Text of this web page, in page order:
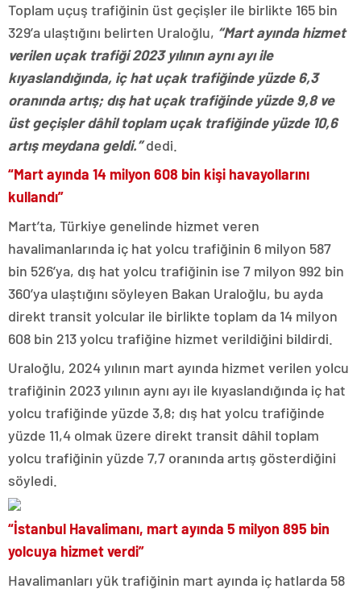
Toplam uçuş trafiğinin üst geçişler ile birlikte 165 bin
329’a ulaştığını belirten Uraloğlu, “Mart ayında hizmet
verilen uçak trafiği 2023 yılının aynı ayı ile
kıyaslandığında, iç hat uçak trafiğinde yüzde 6,3
oranında artış; dış hat uçak trafiğinde yüzde 9,8 ve
üst geçişler dâhil toplam uçak trafiğinde yüzde 10,6
artış meydana geldi.”dedi.
“Mart ayında 14 milyon 608 bin kişi havayollarını
kullandı”
Mart’ta, Türkiye genelinde hizmet veren
havalimanlarında iç hat yolcu trafiğinin 6 milyon 587
bin 526’ya, dış hat yolcu trafiğinin ise 7 milyon 992 bin
360’ya ulaştığını söyleyen Bakan Uraloğlu, bu ayda
direkt transit yolcular ile birlikte toplam da 14 milyon
608 bin 213 yolcu trafiğine hizmet verildiğini bildirdi.
Uraloğlu, 2024 yılının mart ayında hizmet verilen yolcu
trafiğinin 2023 yılının aynı ayı ile kıyaslandığında iç hat
yolcu trafiğinde yüzde 3,8; dış hat yolcu trafiğinde
yüzde 11,4 olmak üzere direkt transit dâhil toplam
yolcu trafiğinin yüzde 7,7 oranında artış gösterdiğini
söyledi.
“İstanbul Havalimanı, mart ayında 5 milyon 895 bin
yolcuya hizmet verdi”
Havalimanları yük trafiğinin mart ayında iç hatlarda 58